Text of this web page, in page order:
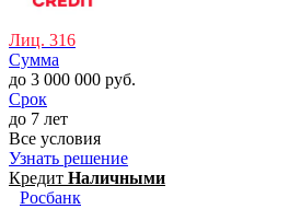
Лиц. 316
Сумма
до 3 000 000 руб.
Срок
до 7 лет
Все условия
Узнать решение
Кредит Наличными
Росбанк